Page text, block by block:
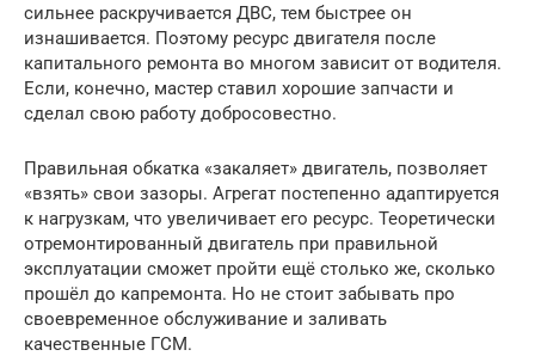
сильнее раскручивается ДВС, тем быстрее он
изнашивается. Поэтому ресурс двигателя после
капитального ремонта во многом зависит от водителя.
Если, конечно, мастер ставил хорошие запчасти и
сделал свою работу добросовестно.
Правильная обкатка «закаляет» двигатель, позволяет
«взять» свои зазоры. Агрегат постепенно адаптируется
к нагрузкам, что увеличивает его ресурс. Теоретически
отремонтированный двигатель при правильной
эксплуатации сможет пройти ещё столько же, сколько
прошёл до капремонта. Но не стоит забывать про
своевременное обслуживание и заливать
качественные ГСМ.